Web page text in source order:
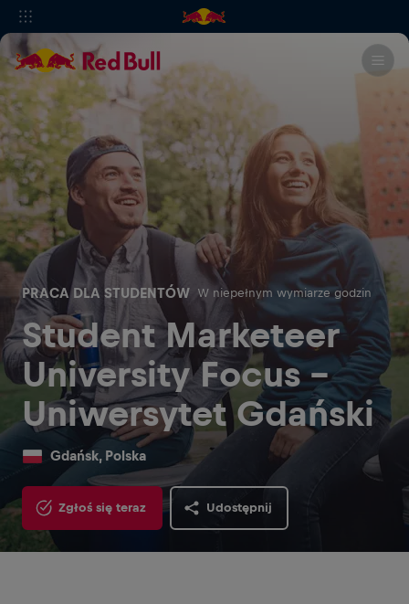
PRACA DLA STUDENTÓW W niepełnym wymiarze godzin
Student Marketeer
University Focus -
Uniwersytet Gdański
Gdańsk, Polska
Zgłoś się teraz Udostępnij